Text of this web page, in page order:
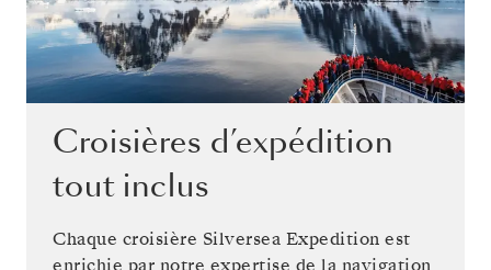
Croisières d’expédition
tout inclus
Chaque croisière Silversea Expedition est